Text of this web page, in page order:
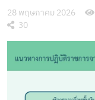
28 พฤษภาคม 2026
30